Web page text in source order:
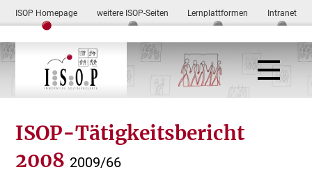
ISOP Homepage weitere ISOP-Seiten Lernplattformen Intranet
ISOP-Tätigkeitsbericht
2008 2009/66